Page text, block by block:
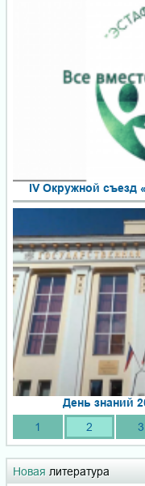
IV Окружной съезд
День знаний
1
2 3
Новая литература